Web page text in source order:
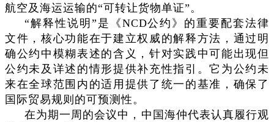
航空及海运运输的“可转让货物单证”。
“解释性说明”是《NCD公约》的重要配套法律
文件，核心功能在于建立权威的解释方法，通过明
确公约中模糊表述的含义，针对实践中可能出现但
公约未及详述的情形提供补充性指引。它为公约未
来在全球范围内的适用提供了统一的基准，确保了
国际贸易规则的可预测性。
在为期一周的会议中，中国海仲代表认真履行观